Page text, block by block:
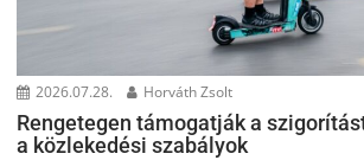
2026.07.28. Horváth Zsolt
Rengetegen támogatják a
a közlekedési szabályok